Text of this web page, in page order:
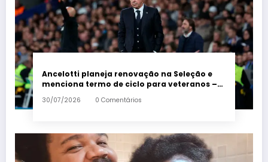
Ancelotti planeja renovação na Seleção e
menciona termo de ciclo para veteranos –
Em Dia ES
30/07/2026 0 Comentários